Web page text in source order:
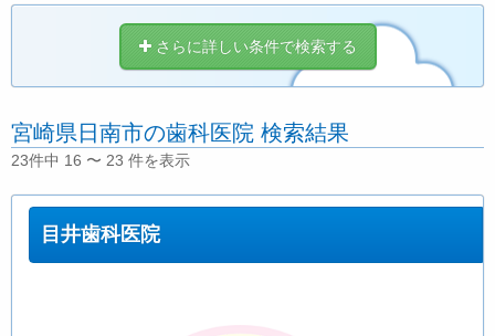
さらに詳しい条件で検索する
宮崎県日南市の歯科医院 検索結果
23件中 16 〜 23 件を表示
目井歯科医院